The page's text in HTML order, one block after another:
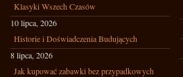
Klasyki Wszech Czasów
10 lipca, 2026
Historie i Doświadczenia Budujących
8 lipca, 2026
Jak kupować zabawki bez przypadkowych